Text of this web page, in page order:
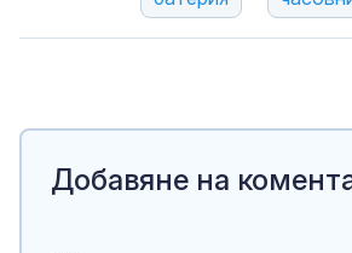
Добавяне на